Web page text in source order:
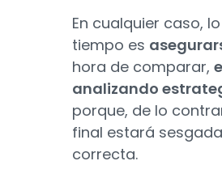
En cualquier caso,
tiempo es
hora de comparar,
analizando
porque, de lo
final estará
correcta.